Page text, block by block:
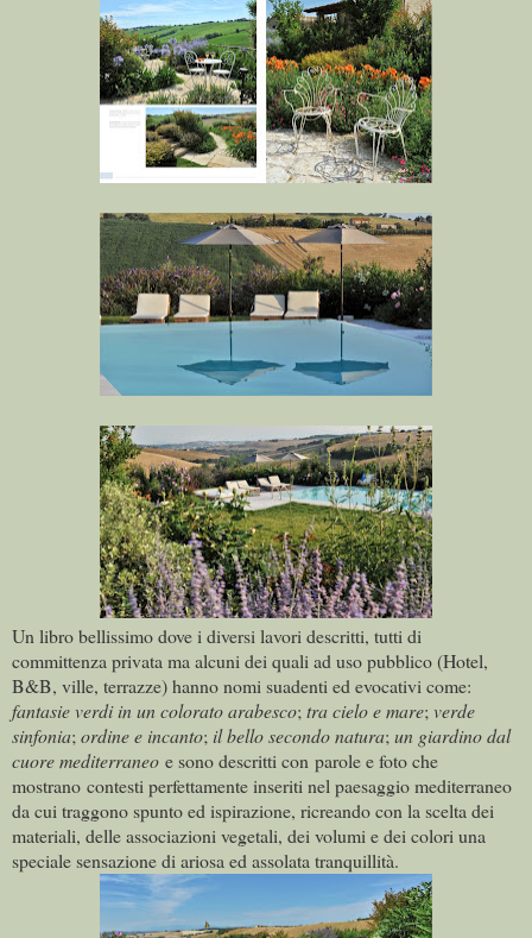
Un libro bellissimo dove i diversi lavori descritti, tutti di
committenza privata ma alcuni dei quali ad uso pubblico (Hotel,
B&B, ville, terrazze) hanno nomi suadenti ed evocativi come:
fantasie verdi in un colorato arabesco; tra cielo e mare; verde
sinfonia; ordine e incanto; il bello secondo natura; un giardino dal
cuore mediterraneo e sono descritti con parole e foto che
mostrano contesti perfettamente inseriti nel paesaggio mediterraneo
da cui traggono spunto ed ispirazione, ricreando con la scelta dei
materiali, delle associazioni vegetali, dei volumi e dei colori una
speciale sensazione di ariosa ed assolata tranquillità.